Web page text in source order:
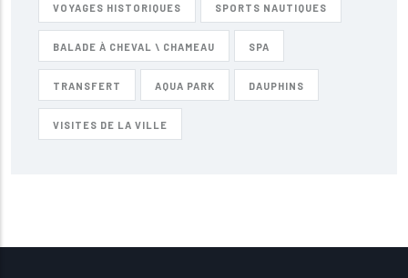
VOYAGES HISTORIQUES SPORTS NAUTIQUES
BALADE À CHEVAL \ CHAMEAU SPA
TRANSFERT AQUA PARK DAUPHINS
VISITES DE LA VILLE